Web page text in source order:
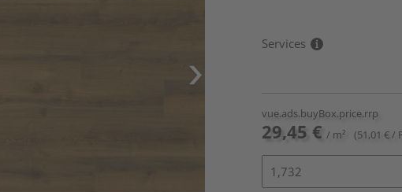
Services
vue.ads.buyBox.price.rrp
29,45 € / m² (51,01 € /